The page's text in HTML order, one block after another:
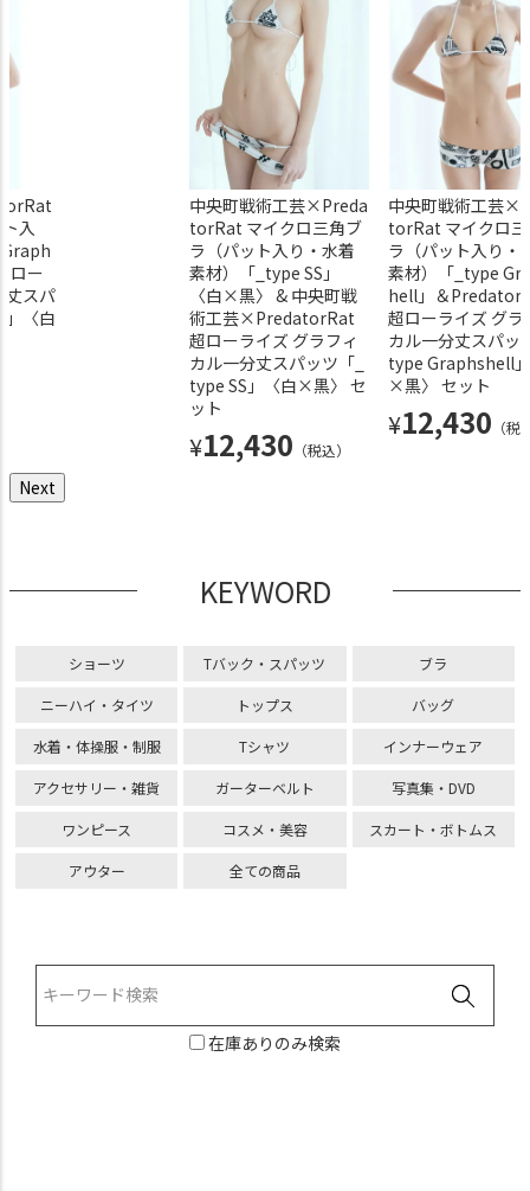
入
ロー
丈スパ
〈白
マイクロシフォンフリルTバッ
ク 水無月みり×PredatorRatモ
（税込）
中央町戦術工芸
超ローライズ グラフィカ
丈スパッツ「blitz tigerin
〈虎柄〉
¥4,510（税込）
超ローライズ シフォ
リボンTバックパンツ
ピンク〉
4,070
中央町戦術工芸×Preda
torRat マイクロ三角ブ
ラ（パット入り・水着
素材）「_type SS」
〈白×黒〉 & 中央町戦
術工芸×PredatorRat
超ローライズ グラフィ
カル一分丈スパッツ「_
type SS」〈白×黒〉 セ
ット
¥12,430 （税込）
中央町戦術工芸
torRat マイクロ
ラ（パット入り・
素材）「_type
hell」＆
超ローライズ グラ
カル一分丈スパッ
type Graphshell
×黒〉 セット
¥12,430 （税
Next
KEYWORD
ショーツ Tバック・スパッツ ブラ
ニーハイ・タイツ トップス バッグ
水着・体操服・制服 Tシャツ インナーウェア
アクセサリー・雑貨 ガーターベルト 写真集・DVD
ワンピース コスメ・美容 スカート・ボトムス
アウター 全ての商品
在庫ありのみ検索